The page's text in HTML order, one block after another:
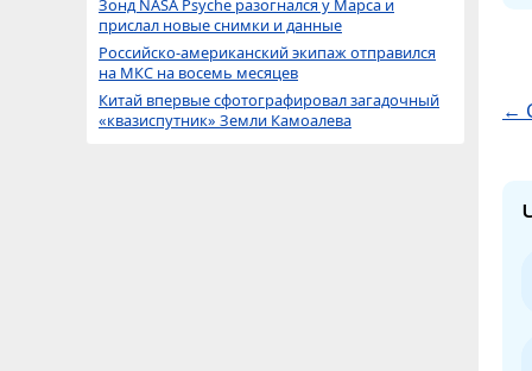
←
Зонд NASA Psyche разогнался у Марса и
прислал новые снимки и данные
Российско-американский экипаж отправился
на МКС на восемь месяцев
Китай впервые сфотографировал загадочный
«квазиспутник» Земли Камоалева